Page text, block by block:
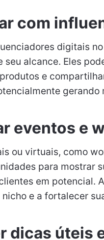
com
digitais
alcance. Eles
e
gerando
eventos e
ou virtuais, como
para mostrar
em potencial.
e a fortalecer
dicas úteis